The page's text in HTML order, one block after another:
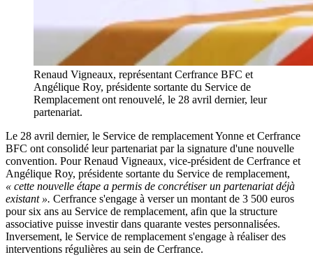
Renaud Vigneaux, représentant Cerfrance BFC et
Angélique Roy, présidente sortante du Service de
Remplacement ont renouvelé, le 28 avril dernier, leur
partenariat.
Le 28 avril dernier, le Service de remplacement Yonne et Cerfrance
BFC ont consolidé leur partenariat par la signature d'une nouvelle
convention. Pour Renaud Vigneaux, vice-président de Cerfrance et
Angélique Roy, présidente sortante du Service de remplacement,
« cette nouvelle étape a permis de concrétiser un partenariat déjà
existant ». Cerfrance s'engage à verser un montant de 3 500 euros
pour six ans au Service de remplacement, afin que la structure
associative puisse investir dans quarante vestes personnalisées.
Inversement, le Service de remplacement s'engage à réaliser des
interventions régulières au sein de Cerfrance.